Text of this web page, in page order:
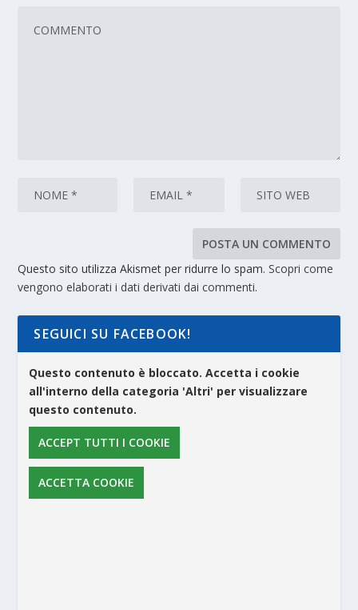
Questo sito utilizza Akismet per ridurre lo spam.Scopri come
vengono elaborati i dati derivati dai commenti.
SEGUICI SU FACEBOOK!
Questo contenuto è bloccato. Accetta i cookie
all'interno della categoria 'Altri' per visualizzare
questo contenuto.
ACCEPT TUTTI I COOKIE
ACCETTA COOKIE